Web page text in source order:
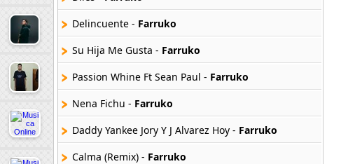
Delincuente - Farruko
Su Hija Me Gusta - Farruko
Passion Whine Ft Sean Paul - Farruko
Nena Fichu - Farruko
Daddy Yankee Jory Y J Alvarez Hoy - Farruko
Calma (Remix) - Farruko